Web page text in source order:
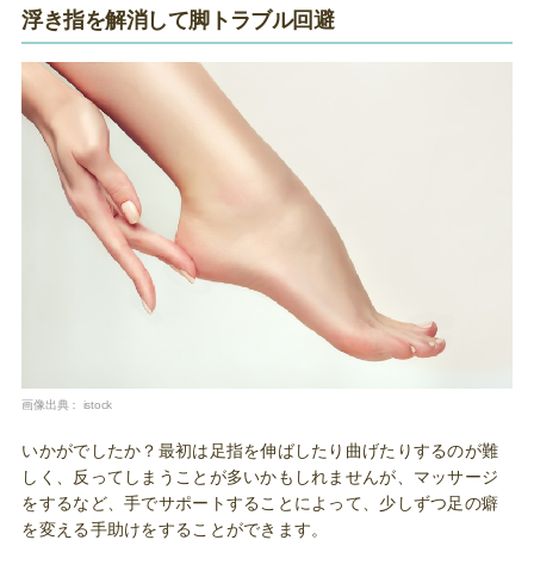
浮き指を解消して脚トラブル回避
画像出典： istock
いかがでしたか？最初は足指を伸ばしたり曲げたりするのが難
しく、反ってしまうことが多いかもしれませんが、マッサージ
をするなど、手でサポートすることによって、少しずつ足の癖
を変える手助けをすることができます。